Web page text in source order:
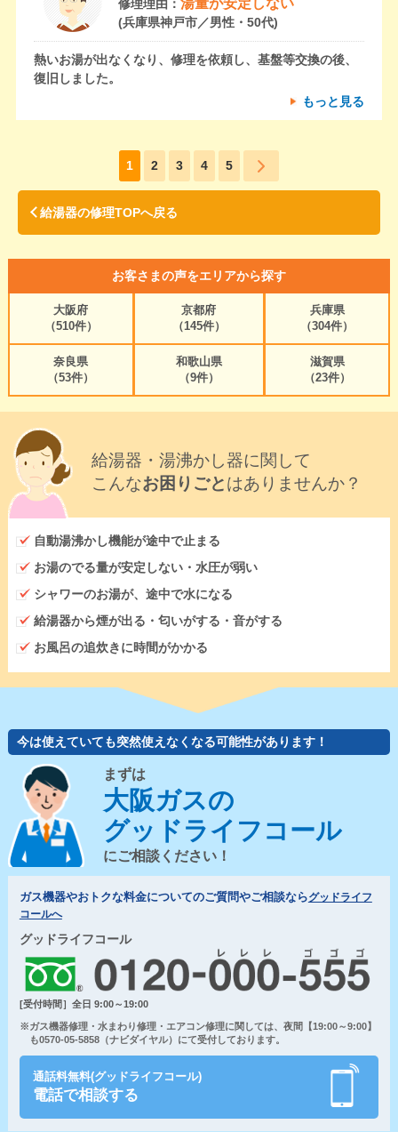
修理理由：
(兵庫県神戸市／男性・50代)
熱いお湯が出なくなり、修理を依頼し、基盤等交換の後、
復旧しました。
もっと見る
1 2 3 4 5
給湯器の修理TOPへ戻る
お客さまの声をエリアから探す
大阪府
（510件）
京都府
（145件）
兵庫県
（304件）
奈良県
（53件）
和歌山県
（9件）
滋賀県
（23件）
給湯器・湯沸かし器に関して
こんなお困りごとはありませんか？
自動湯沸かし機能が途中で止まる
お湯のでる量が安定しない・水圧が弱い
シャワーのお湯が、途中で水になる
給湯器から煙が出る・匂いがする・音がする
お風呂の追炊きに時間がかかる
今は使えていても突然使えなくなる可能性があります！
まずは
大阪ガスの
グッドライフコール
にご相談ください！
ガス機器やおトクな料金についてのご質問やご相談ならグッドライフ
コールへ
グッドライフコール
[受付時間］全日 9:00～19:00
※ガス機器修理・水まわり修理・エアコン修理に関しては、夜間【19:00～9:00】
も0570-05-5858（ナビダイヤル）にて受付しております。
通話料無料(グッドライフコール)
電話で相談する